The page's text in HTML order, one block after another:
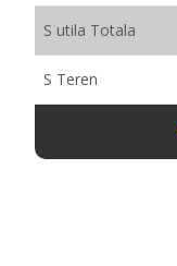
S utila Totala
S Teren